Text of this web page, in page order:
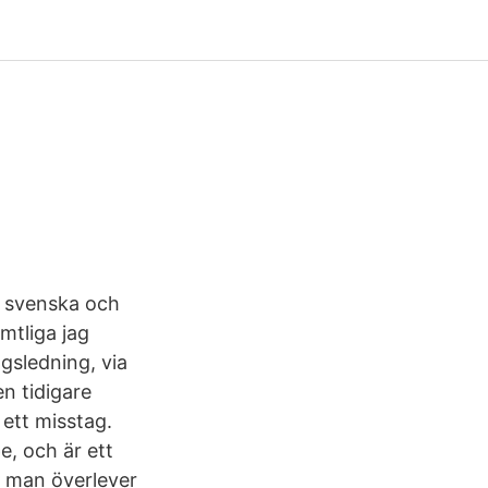
och
jag
via
tidigare
misstag.
och är ett
överlever